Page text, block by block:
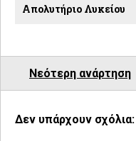
Απολυτήριο Λυκείου
Νεότερη ανάρτηση
Δεν υπάρχουν σχόλια: